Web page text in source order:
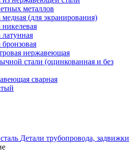
металлов
медная (для экранирования)
никелевая
латунная
бронзовая
нержавеющая
стали (оцинкованная и без
сварная
Детали трубопровода, задвижки